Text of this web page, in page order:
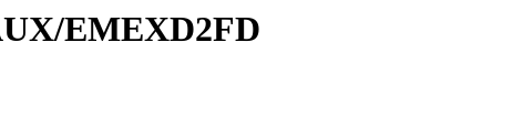
EMEXD2FD